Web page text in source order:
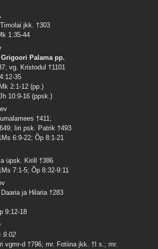
jkk. †303
1:35-44
Palama pp.
vg. Kristodul †1101
35
2:1-12 (pp.)
10:9-16 (ppsk.)
†411;
Iiri psk. Patrik †493
6:9-22; Õp 8:1-21
üpsk. Kirill †386
7:1-5; Õp 8:32-9:11
ja Hilaria †283
9:12-18
9.02
vgmr-d †796; mr. Fotiina jkk. †I s.; mr.